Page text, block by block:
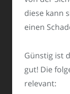
diese kann
einen
Günstig ist
gut! Die
relevant: